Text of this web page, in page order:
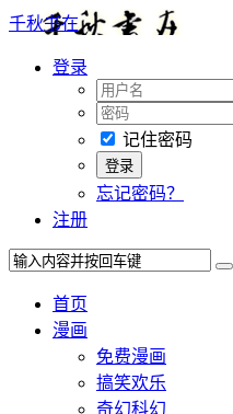
千秋书在
登录
记住密码
忘记密码？
注册
首页
漫画
免费漫画
搞笑欢乐
奇幻科幻